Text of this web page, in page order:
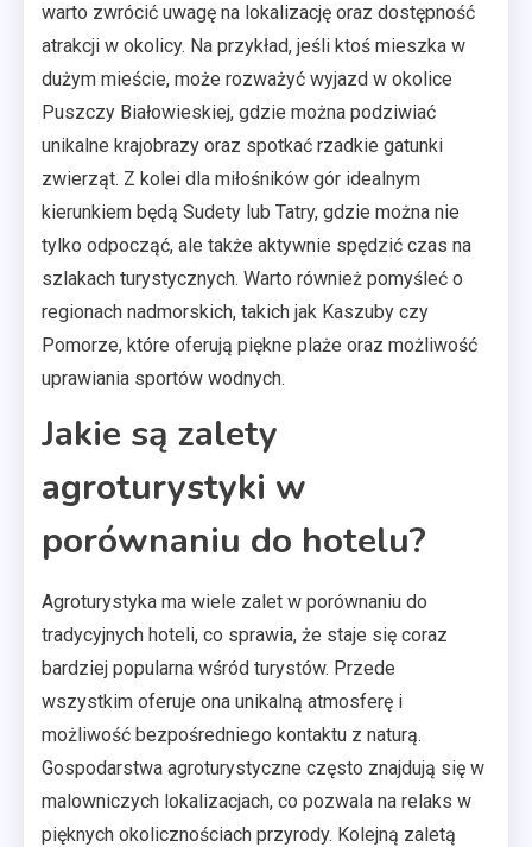
warto zwrócić uwagę na lokalizację oraz dostępność
atrakcji w okolicy. Na przykład, jeśli ktoś mieszka w
dużym mieście, może rozważyć wyjazd w okolice
Puszczy Białowieskiej, gdzie można podziwiać
unikalne krajobrazy oraz spotkać rzadkie gatunki
zwierząt. Z kolei dla miłośników gór idealnym
kierunkiem będą Sudety lub Tatry, gdzie można nie
tylko odpocząć, ale także aktywnie spędzić czas na
szlakach turystycznych. Warto również pomyśleć o
regionach nadmorskich, takich jak Kaszuby czy
Pomorze, które oferują piękne plaże oraz możliwość
uprawiania sportów wodnych.
Jakie są zalety
agroturystyki w
porównaniu do hotelu?
Agroturystyka ma wiele zalet w porównaniu do
tradycyjnych hoteli, co sprawia, że staje się coraz
bardziej popularna wśród turystów. Przede
wszystkim oferuje ona unikalną atmosferę i
możliwość bezpośredniego kontaktu z naturą.
Gospodarstwa agroturystyczne często znajdują się w
malowniczych lokalizacjach, co pozwala na relaks w
pięknych okolicznościach przyrody. Kolejną zaletą